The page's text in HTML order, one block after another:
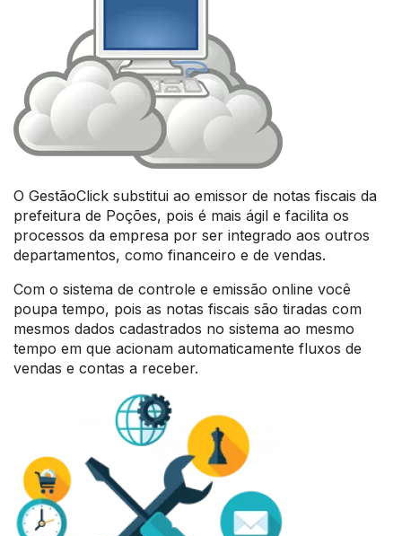
O GestãoClick substitui ao emissor de notas fiscais da
prefeitura de Poções, pois é mais ágil e facilita os
processos da empresa por ser integrado aos outros
departamentos, como financeiro e de vendas.
Com o sistema de controle e emissão online você
poupa tempo, pois as notas fiscais são tiradas com
mesmos dados cadastrados no sistema ao mesmo
tempo em que acionam automaticamente fluxos de
vendas e contas a receber.